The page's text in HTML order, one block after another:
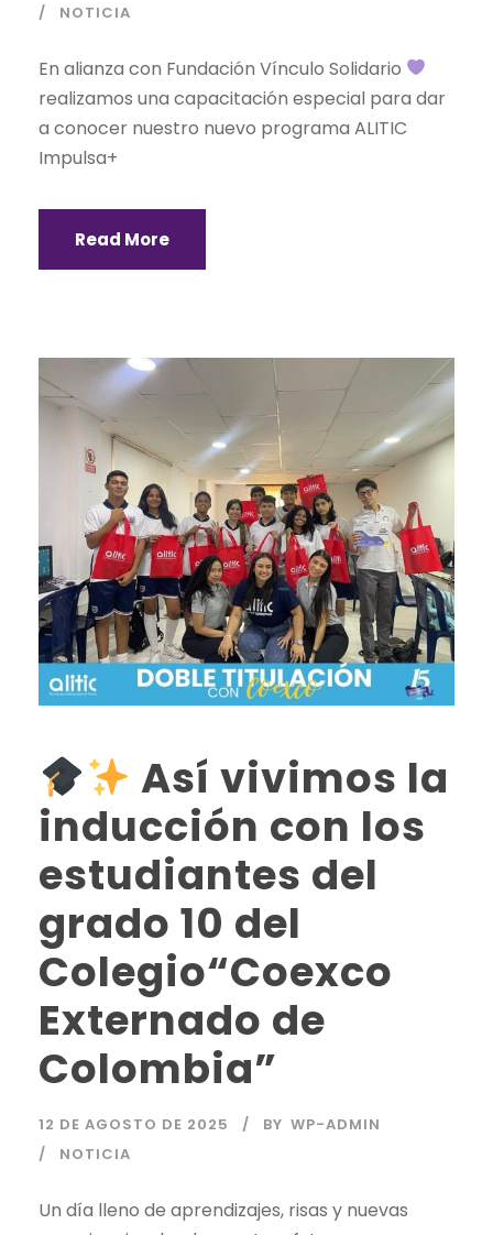
NOTICIA
En alianza con Fundación Vínculo Solidario
realizamos una capacitación especial para dar
a conocer nuestro nuevo programa ALITIC
Impulsa+
Read More
Así vivimos la
inducción con los
estudiantes del
grado 10 del
Colegio“Coexco
Externado de
Colombia”
12 DE AGOSTO DE 2025 BY WP-ADMIN
NOTICIA
Un día lleno de aprendizajes, risas y nuevas